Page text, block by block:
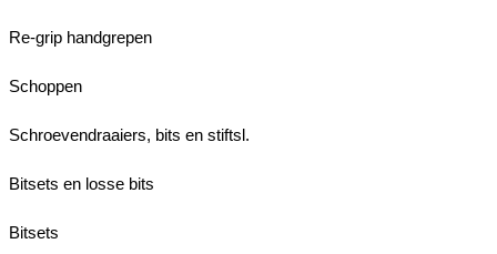
Re-grip handgrepen
Schoppen
Schroevendraaiers, bits en stiftsl.
Bitsets en losse bits
Bitsets